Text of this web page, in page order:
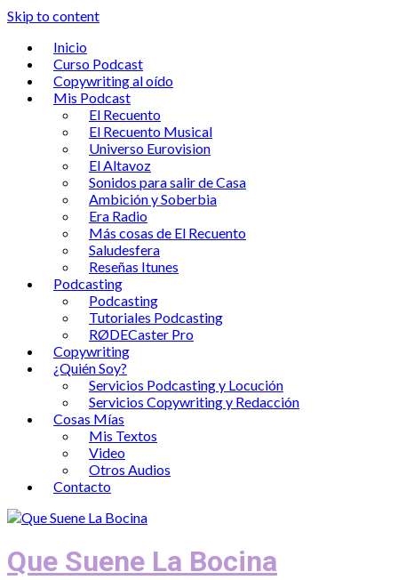
Skip to content
Inicio
Curso Podcast
Copywriting al oído
Mis Podcast
El Recuento
El Recuento Musical
Universo Eurovision
El Altavoz
Sonidos para salir de Casa
Ambición y Soberbia
Era Radio
Más cosas de El Recuento
Saludesfera
Reseñas Itunes
Podcasting
Podcasting
Tutoriales Podcasting
RØDECaster Pro
Copywriting
¿Quién Soy?
Servicios Podcasting y Locución
Servicios Copywriting y Redacción
Cosas Mías
Mis Textos
Video
Otros Audios
Contacto
Que Suene La Bocina